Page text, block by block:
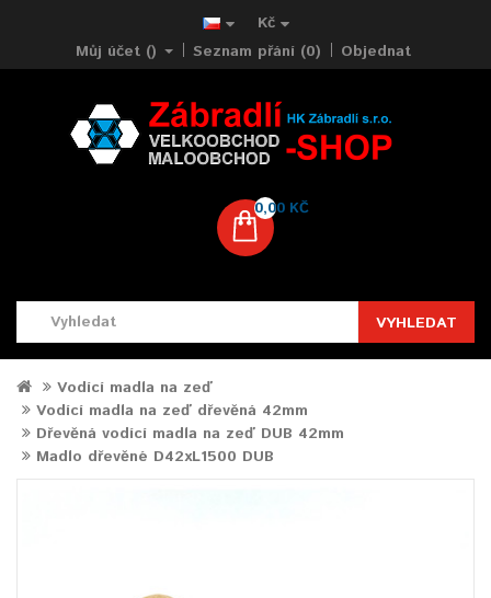
Kč
Můj účet ()
Seznam přání (0) Objednat
0,00 KČ
VYHLEDAT
Vodící madla na zeď
Vodící madla na zeď dřevěná 42mm
Dřevěná vodící madla na zeď DUB 42mm
Madlo dřevěné D42xL1500 DUB